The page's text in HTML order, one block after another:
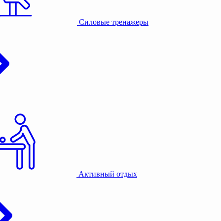
Силовые тренажеры
Активный отдых